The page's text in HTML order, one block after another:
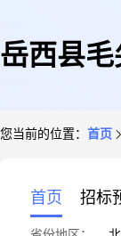
岳西县
您当前的位置： 首页
首页 招标